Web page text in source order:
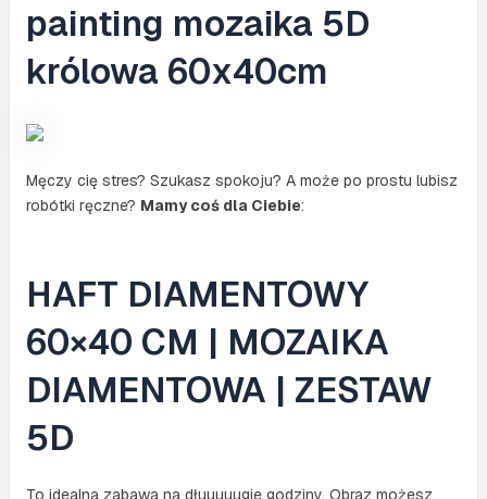
painting mozaika 5D
królowa 60x40cm
Męczy cię stres? Szukasz spokoju? A może po prostu lubisz
robótki ręczne? Mamy coś dla Ciebie:
HAFT DIAMENTOWY
60×40 CM | MOZAIKA
DIAMENTOWA | ZESTAW
5D
To idealna zabawa na dłuuuuugie godziny. Obraz możesz